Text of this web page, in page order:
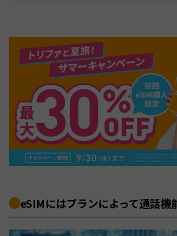
eSIMにはプランによって通話機